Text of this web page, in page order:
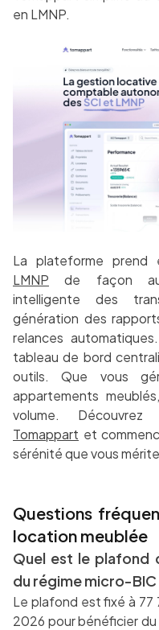
en LMNP.
La plateforme prend
LMNP de façon
intelligente des
génération des
relances
tableau de bord
outils. Que vous
appartements
volume. Découvrez
Tomappart et
sérénité que vous
Questions
location meublée
Quel est le plafond
du régime micro-BIC
Le plafond est fixé à
2026 pour bénéficier